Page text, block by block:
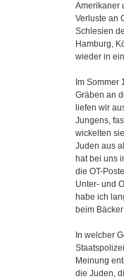
Amerikaner
Verluste an
Schlesien
Hamburg,
wieder in
Im
Gräben an
liefen wir
Jungens,
wickelten
Juden aus
hat bei uns
die OT-
Unter- und
habe ich
beim
In welcher
Meinung
die Juden,